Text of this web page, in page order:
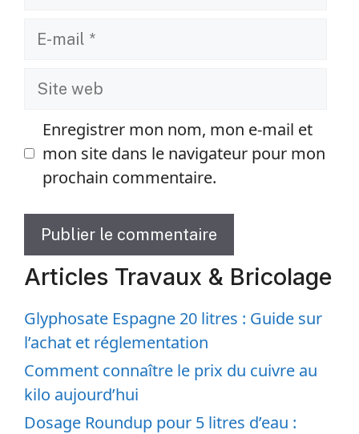
Site
Enregistrer mon nom, mon e-mail et
mon site dans le navigateur pour mon
prochain commentaire.
Articles Travaux & Bricolage
Glyphosate Espagne 20 litres : Guide sur
l’achat et réglementation
Comment connaître le prix du cuivre au
kilo aujourd’hui
Dosage Roundup pour 5 litres d’eau :